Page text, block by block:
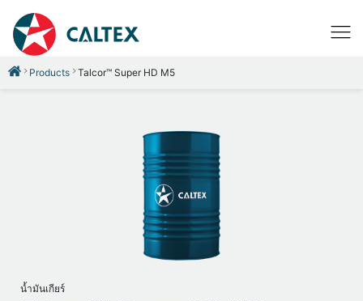
Products Talcor™ Super HD M5
น้ำมันเกียร์